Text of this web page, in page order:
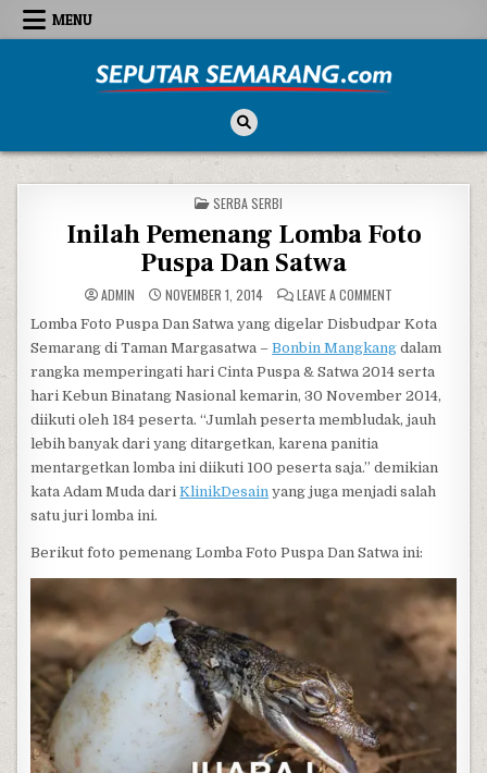
Skip to content
MENU
POSTED IN
SERBA SERBI
Inilah Pemenang Lomba Foto
Puspa Dan Satwa
ADMIN NOVEMBER 1, 2014 LEAVE A COMMENTON INILAH
Lomba Foto Puspa Dan Satwa yang digelar Disbudpar Kota
Semarang di Taman Margasatwa –Bonbin Mangkang dalam
rangka memperingati hari Cinta Puspa & Satwa 2014 serta
hari Kebun Binatang Nasional kemarin, 30 November 2014,
diikuti oleh 184 peserta. “Jumlah peserta membludak, jauh
lebih banyak dari yang ditargetkan, karena panitia
mentargetkan lomba ini diikuti 100 peserta saja.” demikian
kata Adam Muda dariKlinikDesain yang juga menjadi salah
satu juri lomba ini.
Berikut foto pemenang Lomba Foto Puspa Dan Satwa ini: